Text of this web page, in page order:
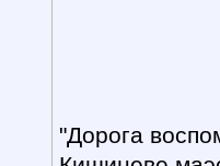
"Дорога